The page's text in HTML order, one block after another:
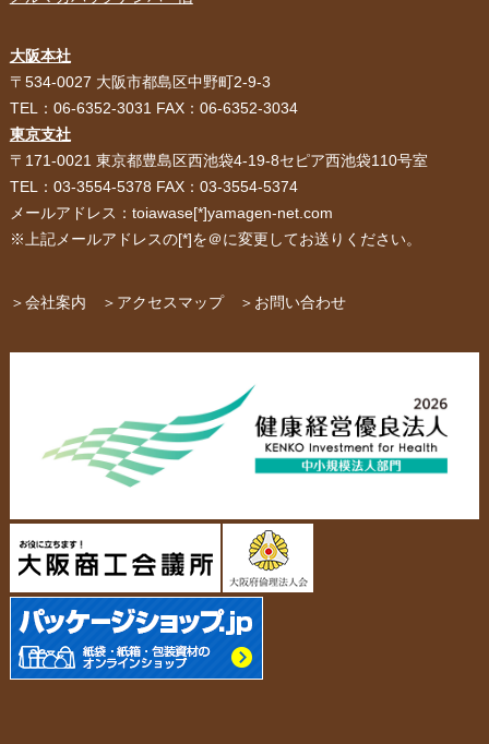
サービス紹介 お客様の声
スタッフ紹介 採用情報
当社の協力工場の設備紹介
個人情報の取扱について
紙袋・手提げ袋
パッケージ
ペーパーレザーバッグ 米袋
カタログ/パンフレット
スタンド
アクセサリー・
ジュエリーボックス
名刺箱
大阪本社
〒534-0027 大阪市都島区中野町2-9-3
TEL：06-6352-3031 FAX：06-6352-3034
東京支社
〒171-0021 東京都豊島区西池袋4-19-8セピア西池袋110号室
TEL：03-3554-5378 FAX：03-3554-5374
メールアドレス：toiawase[*]yamagen-net.com
※上記メールアドレスの[*]を＠に変更してお送りください。
＞会社案内 ＞アクセスマップ ＞お問い合わせ